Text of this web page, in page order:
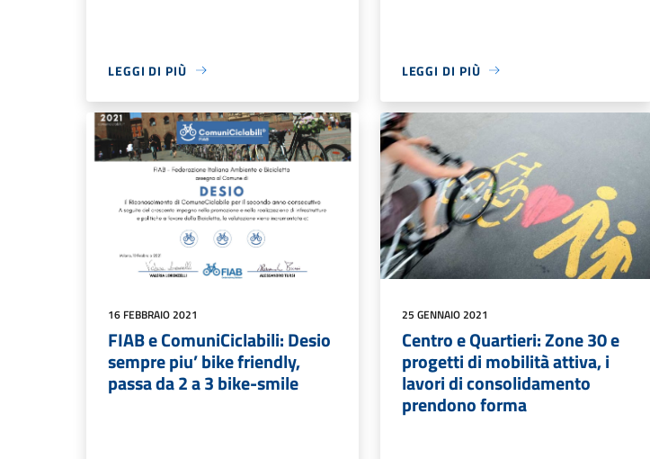
LEGGI DI PIÙ LEGGI DI PIÙ
16 FEBBRAIO 2021
FIAB e ComuniCiclabili: Desio
sempre piu’ bike friendly,
passa da 2 a 3 bike-smile
25 GENNAIO 2021
Centro e Quartieri: Zone 30 e
progetti di mobilità attiva, i
lavori di consolidamento
prendono forma